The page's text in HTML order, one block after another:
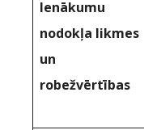
Ienākumu
nodokļa likmes
un
robežvērtības